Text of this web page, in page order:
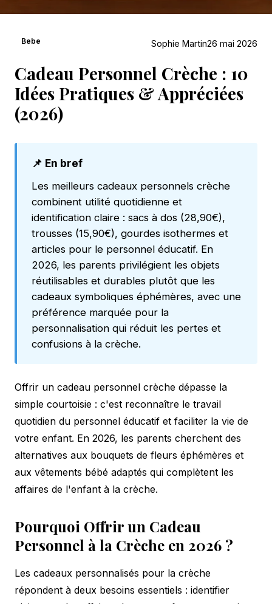
Bebe Sophie Martin26 mai 2026
Cadeau Personnel Crèche : 10
Idées Pratiques & Appréciées
(2026)
📌 En bref
Les meilleurs cadeaux personnels crèche
combinent utilité quotidienne et
identification claire : sacs à dos (28,90€),
trousses (15,90€), gourdes isothermes et
articles pour le personnel éducatif. En
2026, les parents privilégient les objets
réutilisables et durables plutôt que les
cadeaux symboliques éphémères, avec une
préférence marquée pour la
personnalisation qui réduit les pertes et
confusions à la crèche.
Offrir un cadeau personnel crèche dépasse la
simple courtoisie : c'est reconnaître le travail
quotidien du personnel éducatif et faciliter la vie de
votre enfant. En 2026, les parents cherchent des
alternatives aux bouquets de fleurs éphémères et
aux vêtements bébé adaptés qui complètent les
affaires de l'enfant à la crèche.
Pourquoi Offrir un Cadeau
Personnel à la Crèche en 2026 ?
Les cadeaux personnalisés pour la crèche
répondent à deux besoins essentiels : identifier